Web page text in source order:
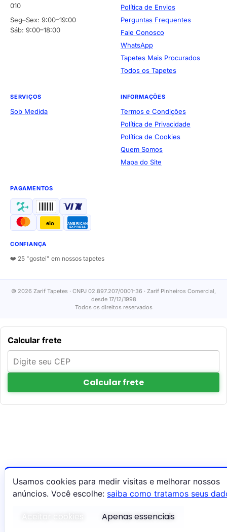
010
Seg–Sex: 9:00–19:00
Sáb: 9:00–18:00
Política de Envios
Perguntas Frequentes
Fale Conosco
WhatsApp
Tapetes Mais Procurados
Todos os Tapetes
SERVIÇOS
Sob Medida
INFORMAÇÕES
Termos e Condições
Política de Privacidade
Política de Cookies
Quem Somos
Mapa do Site
PAGAMENTOS
elo AMERICAN
EXPRESS
CONFIANÇA
❤️ 25 "gostei" em nossos tapetes
© 2026 Zarif Tapetes · CNPJ 02.897.207/0001-36 · Zarif Pinheiros Comercial,
desde 17/12/1998
Todos os direitos reservados
Calcular frete
Calcular frete
Usamos cookies para medir visitas e melhorar nossos
anúncios. Você escolhe: saiba como tratamos seus
Apenas essenciais